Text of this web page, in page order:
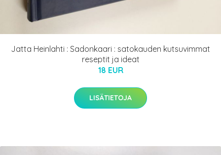
Jatta Heinlahti : Sadonkaari : satokauden kutsuvimmat
reseptit ja ideat
18 EUR
LISÄTIETOJA